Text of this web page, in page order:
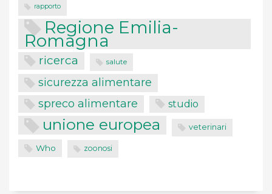
rapporto
Regione Emilia-
Romagna
ricerca salute
sicurezza alimentare
spreco alimentare studio
unione europea veterinari
Who zoonosi